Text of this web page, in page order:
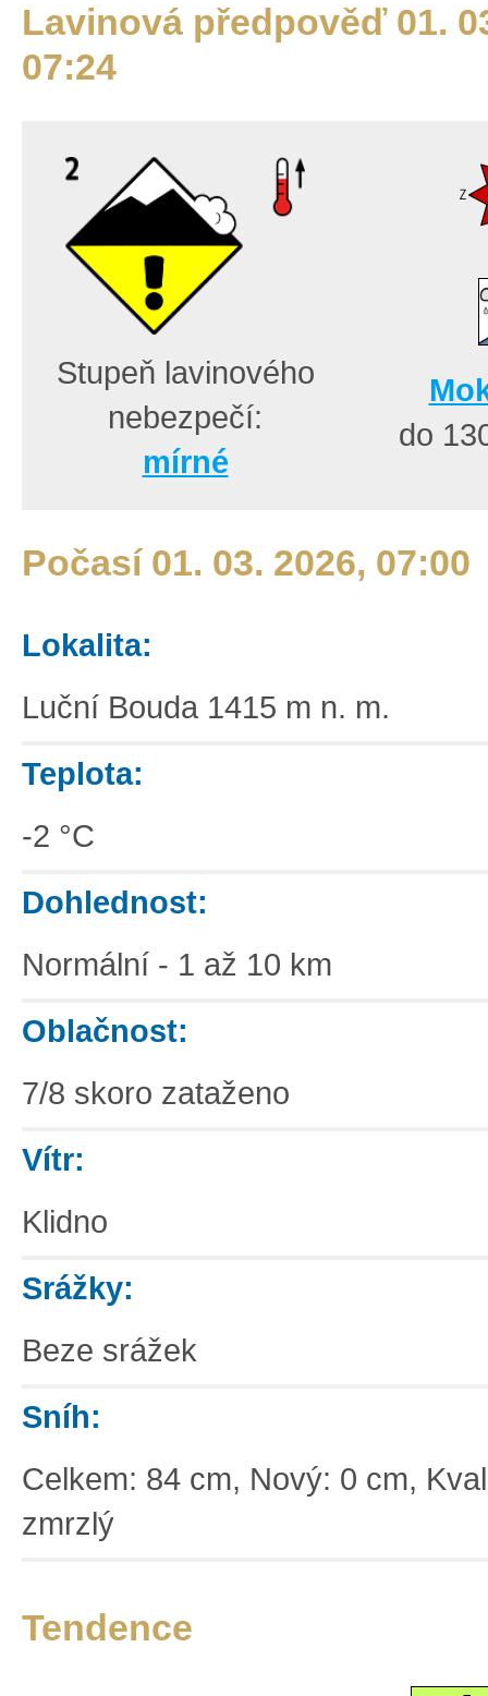
Lavinová předpověď 01.
07:24
Stupeň lavinového
nebezpečí:
mírné
do
Počasí 01. 03. 2026, 07:00
Lokalita:
Luční Bouda 1415 m n. m.
Teplota:
-2 °C
Dohlednost:
Normální - 1 až 10 km
Oblačnost:
7/8 skoro zataženo
Vítr:
Klidno
Srážky:
Beze srážek
Sníh:
Celkem: 84 cm, Nový: 0 cm,
zmrzlý
Tendence